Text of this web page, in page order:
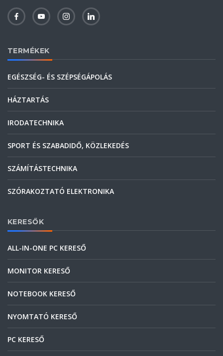
TERMÉKEK
EGÉSZSÉG- ÉS SZÉPSÉGÁPOLÁS
HÁZTARTÁS
IRODATECHNIKA
SPORT ÉS SZABADIDŐ, KÖZLEKEDÉS
SZÁMÍTÁSTECHNIKA
SZÓRAKOZTATÓ ELEKTRONIKA
KERESŐK
ALL-IN-ONE PC KERESŐ
MONITOR KERESŐ
NOTEBOOK KERESŐ
NYOMTATÓ KERESŐ
PC KERESŐ